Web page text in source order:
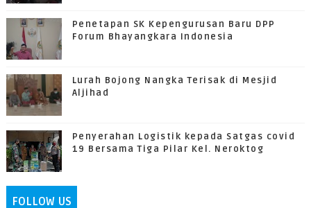
Penetapan SK Kepengurusan Baru DPP
Forum Bhayangkara Indonesia
Lurah Bojong Nangka Terisak di Mesjid
Aljihad
Penyerahan Logistik kepada Satgas covid
19 Bersama Tiga Pilar Kel. Neroktog
FOLLOW US